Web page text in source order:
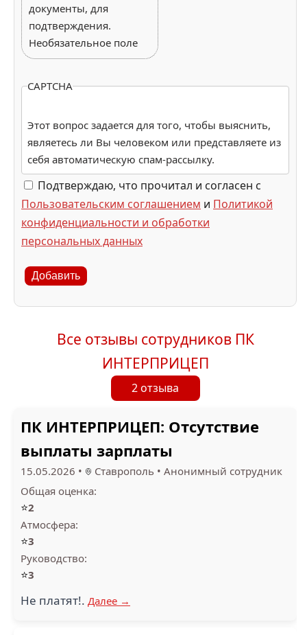
документы, для
подтверждения.
Необязательное поле
CAPTCHA
Этот вопрос задается для того, чтобы выяснить,
являетесь ли Вы человеком или представляете из
себя автоматическую спам-рассылку.
Подтверждаю, что прочитал и согласен с
Пользовательским соглашением и Политикой
конфиденциальности и обработки
персональных данных
Добавить
Все отзывы сотрудников ПК
ИНТЕРПРИЦЕП
2 отзыва
ПК ИНТЕРПРИЦЕП: Отсутствие
выплаты зарплаты
15.05.2026 • Ставрополь • Анонимный сотрудник
Общая оценка:
⭐2
Атмосфера:
⭐3
Руководство:
⭐3
Не платят!. Далее →